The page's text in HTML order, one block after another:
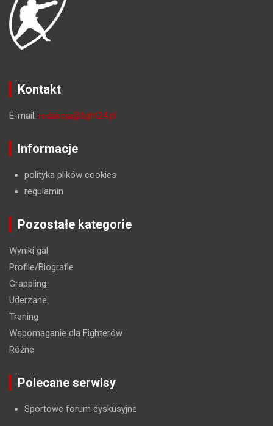
Kontakt
E-mail: redakcja@fight24.pl
Informacje
polityka plików cookies
regulamin
Pozostałe kategorie
Wyniki gal
Profile/Biografie
Grappling
Uderzane
Trening
Wspomaganie dla Fighterów
Różne
Polecane serwisy
Sportowe forum dyskusyjne